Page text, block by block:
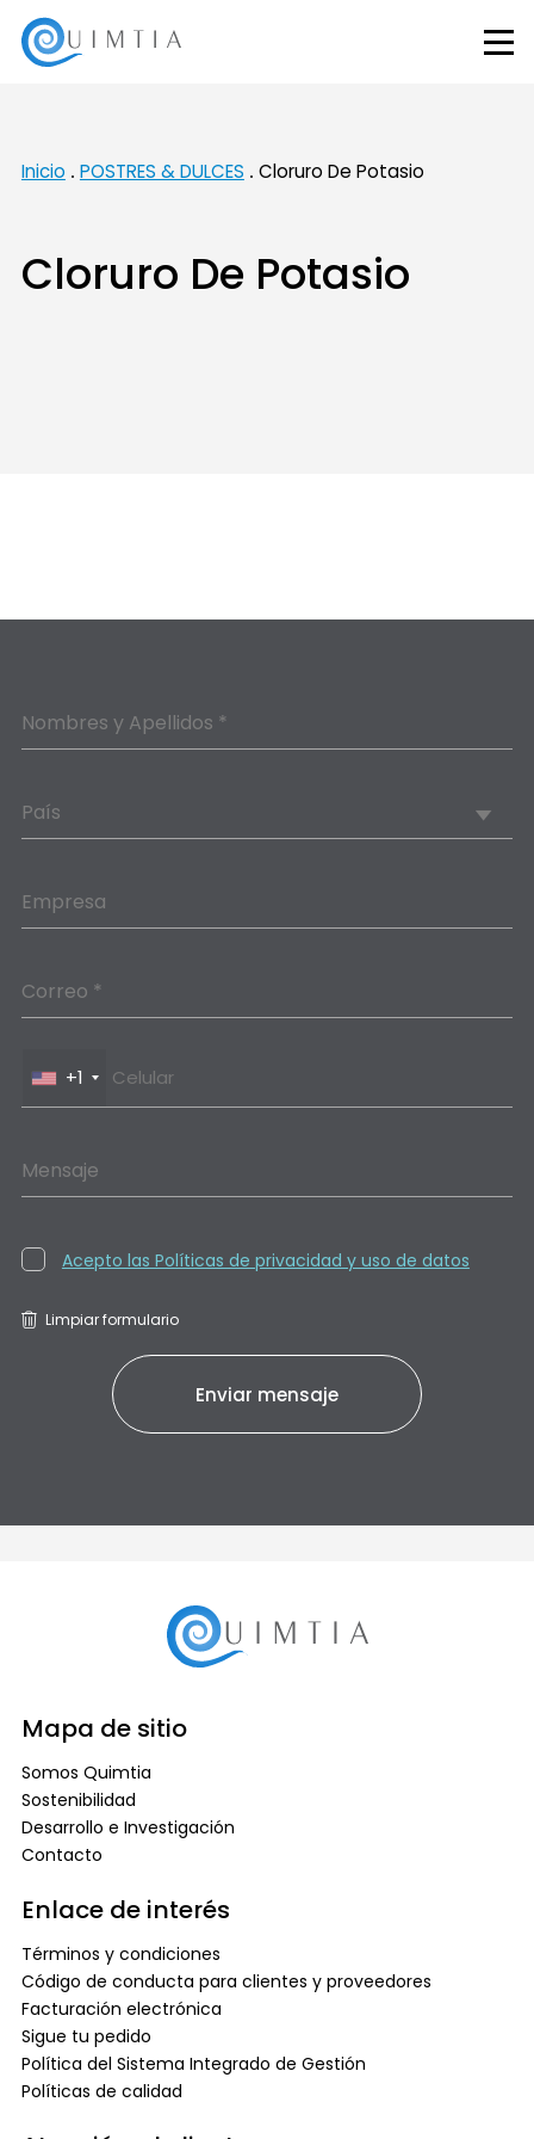
Inicio POSTRES & DULCES Cloruro De Potasio
Cloruro De Potasio
Nombres y Apellidos *
País
Empresa
Correo *
+1
Mensaje
Acepto las Políticas de privacidad y uso de datos
Limpiar formulario
Mapa de sitio
Somos Quimtia
Sostenibilidad
Desarrollo e Investigación
Contacto
Enlace de interés
Términos y condiciones
Código de conducta para clientes y proveedores
Facturación electrónica
Sigue tu pedido
Política del Sistema Integrado de Gestión
Políticas de calidad